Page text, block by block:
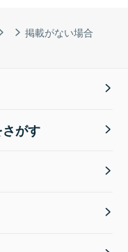
掲載がない場合
がす